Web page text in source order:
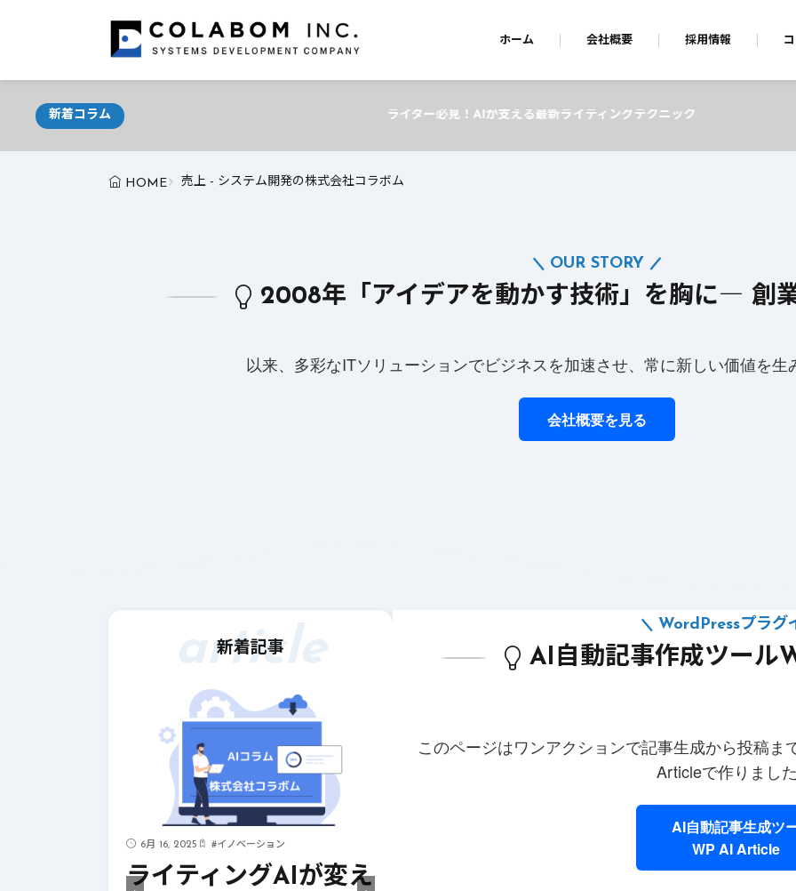
ホーム 会社概要 採用情報
新着コラム ライター必見！AIが支える最新ライティングテクニック
HOME 売上 - システム開発の株式会社コラボム
2008年「アイデアを動かす技術」を胸に― 創
OUR STORY
以来、多彩なITソリューションでビジネスを加速させ、常に新しい価値を生
会社概要を見る
新着記事
article
6月 16, 2025 #イノベーション
ライティングAIが変え
AI自動記事作成ツール
WordPressプラグ
このページはワンアクションで記事生成から投稿ま
Articleで作りまし
AI自動記事生成ツ
WP AI Article